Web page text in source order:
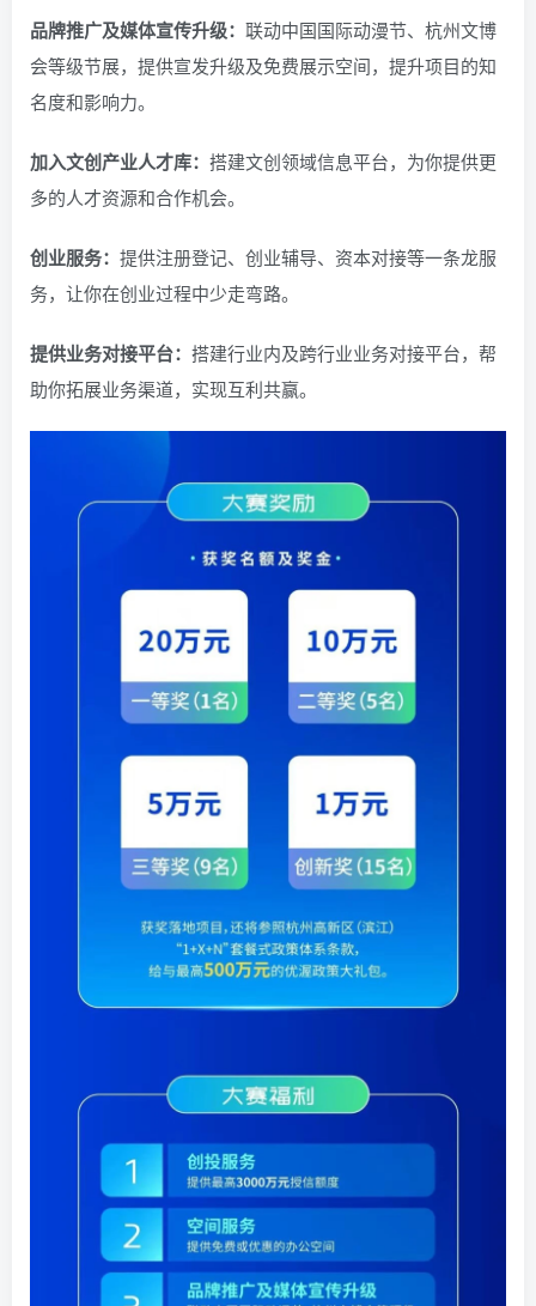
品牌推广及媒体宣传升级： 联动中国国际动漫节、杭州文博
会等级节展，提供宣发升级及免费展示空间，提升项目的知
名度和影响力。
加入文创产业人才库： 搭建文创领域信息平台，为你提供更
多的人才资源和合作机会。
创业服务： 提供注册登记、创业辅导、资本对接等一条龙服
务，让你在创业过程中少走弯路。
提供业务对接平台： 搭建行业内及跨行业业务对接平台，帮
助你拓展业务渠道，实现互利共赢。